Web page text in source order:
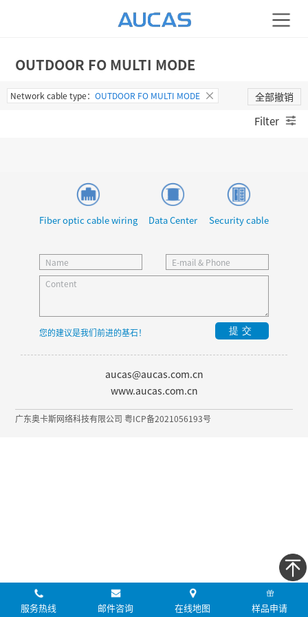
OUTDOOR FO MULTI MODE
Network cable type： OUTDOOR FO MULTI MODE 全部撤销
Filter
Fiber optic cable wiring Data Center Security cable
您的建议是我们前进的基石！ 提交
aucas@aucas.com.cn
www.aucas.com.cn
广东奥卡斯网络科技有限公司 粤ICP备2021056193号
服务热线 邮件咨询 在线地图 样品申请